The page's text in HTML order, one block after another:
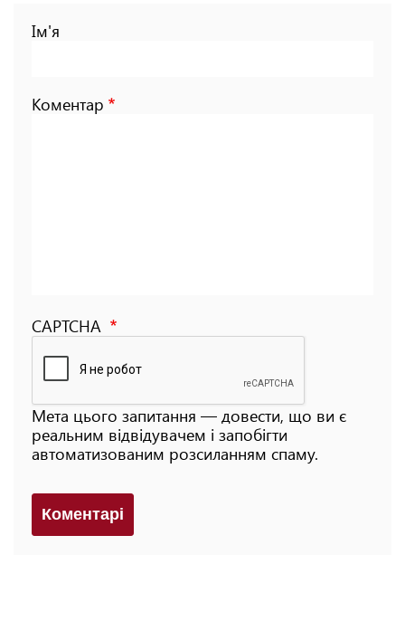
Ім'я
Коментар
CAPTCHA
Мета цього запитання — довести, що ви є
реальним відвідувачем і запобігти
автоматизованим розсиланням спаму.
Коментарi